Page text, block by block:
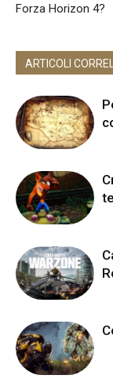
Forza Horizon 4?
ARTICOLI